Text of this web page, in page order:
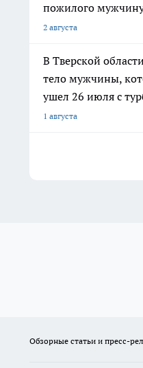
пожилого
2 августа
В Тверской
тело мужчины,
ушел 26 июля с
1 августа
Обзорные статьи и пресс-